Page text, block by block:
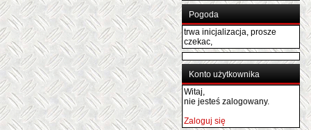
Pogoda
trwa inicjalizacja, prosze
czekac,
Konto użytkownika
Witaj,
nie jesteś zalogowany.
Zaloguj się